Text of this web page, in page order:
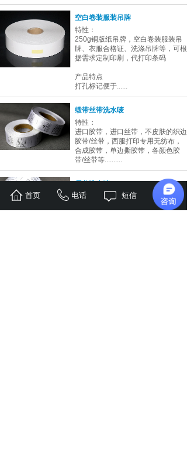
空白卷装服装吊牌
特性：
250g铜版纸吊牌，空白卷装服装吊
牌、衣服合格证、洗涤吊牌等，可根
据需求定制印刷，代打印条码
产品特点
打孔标记便于......
缎带丝带洗水唛
特性：
进口胶带，进口丝带，不皮肤的织边
胶带/丝带，西服打印专用无纺布，
合成胶带，单边撕胶带，各颜色胶
带/丝带等..........
尼龙洗水唛
特性：
进口胶带，进口丝带，不皮肤的织边
首页 电话 短信 地址